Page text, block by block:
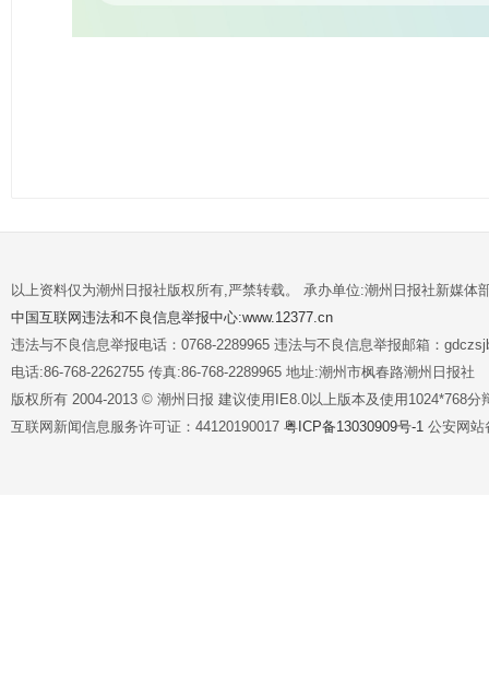
以上资料仅为潮州日报社版权所有,严禁转载。 承办单位:潮州日报社新媒体
中国互联网违法和不良信息举报中心:www.12377.cn
违法与不良信息举报电话：0768-2289965 违法与不良信息举报邮箱：
电话:86-768-2262755 传真:86-768-2289965 地址:潮州市枫春路潮州日报社
版权所有 2004-2013 © 潮州日报 建议使用IE8.0以上版本及使用1024*768分
互联网新闻信息服务许可证：44120190017 粤ICP备13030909号-1 公安网站